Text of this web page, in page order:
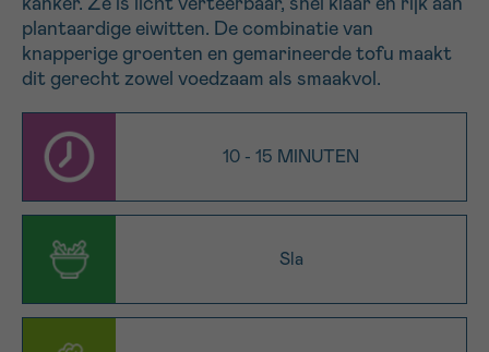
kanker. Ze is licht verteerbaar, snel klaar en rijk aan
plantaardige eiwitten. De combinatie van
knapperige groenten en gemarineerde tofu maakt
dit gerecht zowel voedzaam als smaakvol.
10 - 15 MINUTEN
Sla
VOORNAAM
Via ons
contactformulier
Ik wil graag opgebeld worden
TERUG
VOORNAAM
EMAIL
9h-11h
11h-13h
16h-18h
Verder